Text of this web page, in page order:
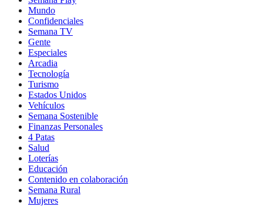
Mundo
Confidenciales
Semana TV
Gente
Especiales
Arcadia
Tecnología
Turismo
Estados Unidos
Vehículos
Semana Sostenible
Finanzas Personales
4 Patas
Salud
Loterías
Educación
Contenido en colaboración
Semana Rural
Mujeres